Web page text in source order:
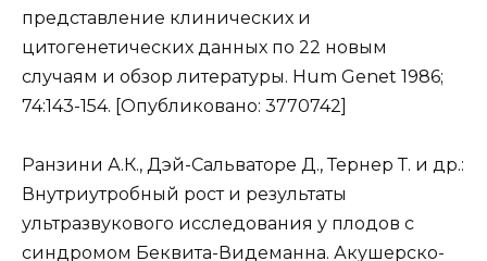
представление клинических и
цитогенетических данных по 22 новым
случаям и обзор литературы. Hum Genet 1986;
74:143-154. [Опубликовано: 3770742]
Ранзини А.К., Дэй-Сальваторе Д., Тернер Т. и др.:
Внутриутробный рост и результаты
ультразвукового исследования у плодов с
синдромом Беквита-Видеманна. Акушерско-